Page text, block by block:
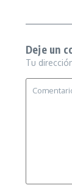
Deje un
Tu